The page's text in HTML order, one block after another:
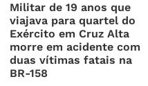
Militar de 19 anos que
viajava para quartel do
Exército em Cruz Alta
morre em acidente com
duas vítimas fatais na
BR-158